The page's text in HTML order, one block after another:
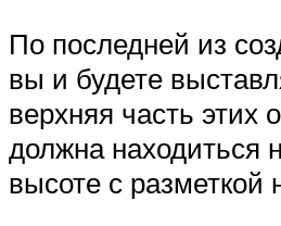
По последней из
вы и будете
верхняя часть этих
должна находиться
высоте с разметкой